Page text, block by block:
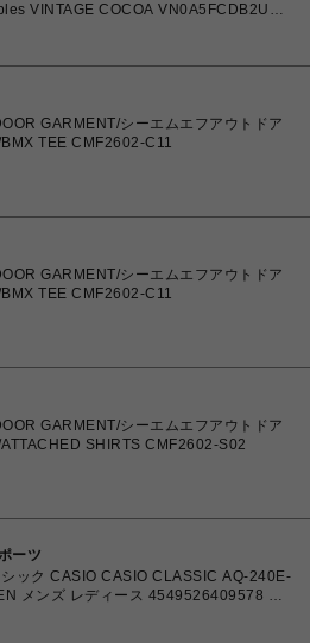
VINTAGE COCOA VN0A5FCDB2U
㎝ スニーカー メンズ シューズ
GARMENT/シーエムエフアウトドア
TEE CMF2602-C11
GARMENT/シーエムエフアウトドア
TEE CMF2602-C11
GARMENT/シーエムエフアウトドア
SHIRTS CMF2602-S02
ーツ
ック CASIO CASIO CLASSIC AQ-240E-
メンズ レディース 4549526409578 腕